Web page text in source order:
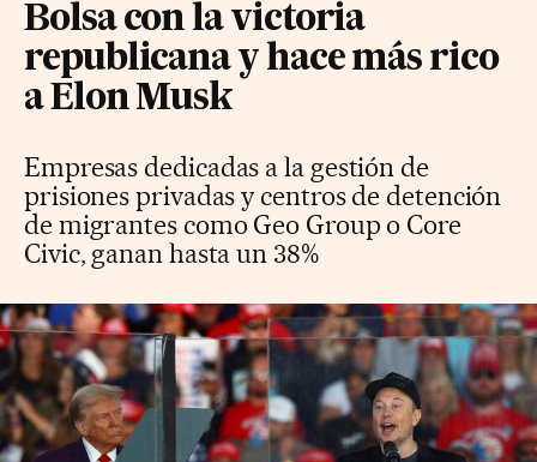
Bolsa con la victoria
republicana y hace más rico
a Elon Musk
Empresas dedicadas a la gestión de
prisiones privadas y centros de detención
de migrantes como Geo Group o Core
Civic, ganan hasta un 38%